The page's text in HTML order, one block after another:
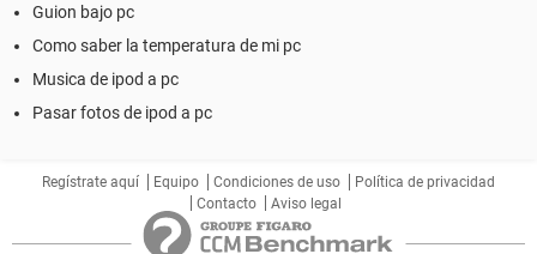
Guion bajo pc
Como saber la temperatura de mi pc
Musica de ipod a pc
Pasar fotos de ipod a pc
Regístrate aquí Equipo Condiciones de uso
Política de privacidad
Contacto
Aviso legal